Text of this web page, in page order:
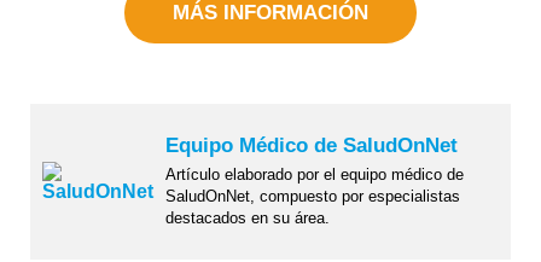
MÁS INFORMACIÓN
Equipo Médico de SaludOnNet
Artículo elaborado por el equipo médico de
SaludOnNet, compuesto por especialistas
destacados en su área.